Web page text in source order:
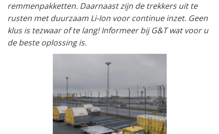
remmenpakketten. Daarnaast zijn de trekkers uit te
rusten met duurzaam Li-Ion voor continue inzet. Geen
klus is tezwaar of te lang! Informeer bij G&T wat voor u
de beste oplossing is.